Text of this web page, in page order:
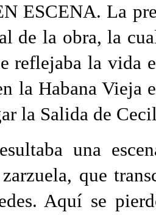
ESCENA. La
de la obra, la
reflejaba la vida
la Habana Vieja
la Salida de
una
que
Aquí se